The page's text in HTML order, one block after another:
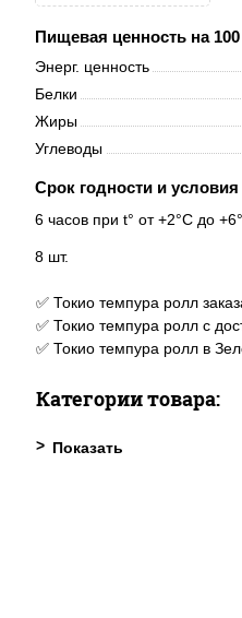
Пищевая ценность на 100
Энерг. ценность
Белки
Жиры
Углеводы
Срок годности и
6 часов при t° от +2°C до
8 шт.
✅ Токио темпура ролл
✅ Токио темпура ролл с
✅ Токио темпура ролл в
Категории товара: